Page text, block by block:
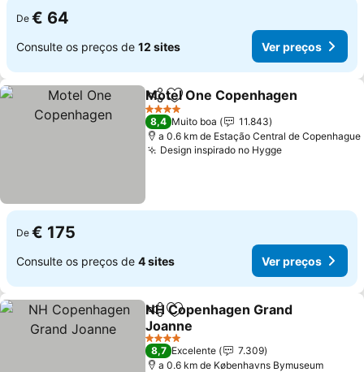
De € 64
Consulte os preços de 12 sites Ver preços
PartilharAdicionar aos favoritos
Motel One Copenhagen
4 Estrelas
8,4 Muito boa
11.843
a 0.6 km de Estação Central de Copenhague
Design inspirado no HyggeVer preços
De € 175
Consulte os preços de 4 sites Ver preços
PartilharAdicionar aos favoritos
NH Copenhagen Grand
Joanne
Ver preços
4 Estrelas
8,7 Excelente
7.309
a 0.6 km de Københavns Bymuseum